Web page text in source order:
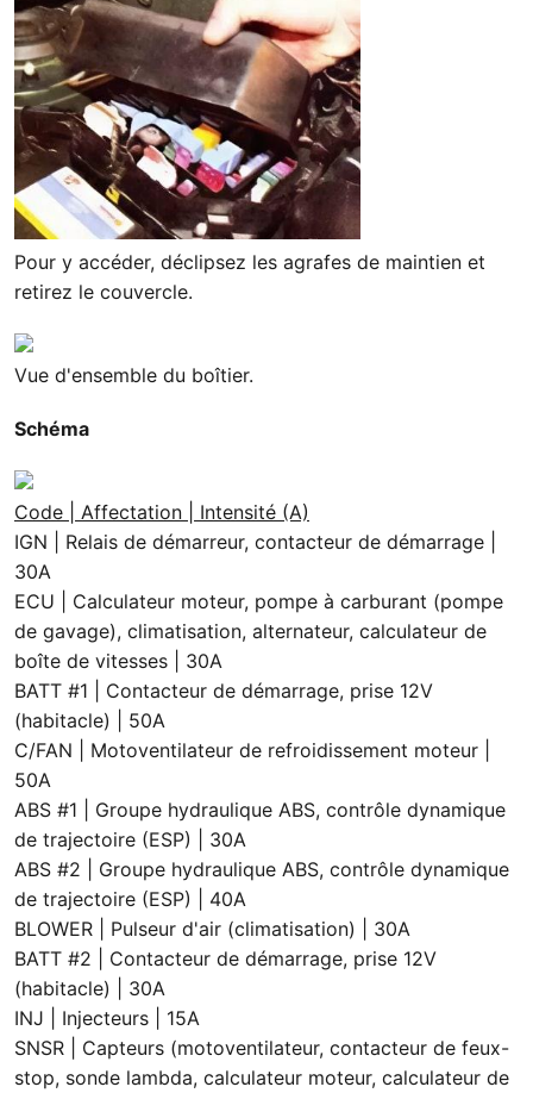
Pour y accéder, déclipsez les agrafes de maintien et
retirez le couvercle.
Vue d'ensemble du boîtier.
Schéma
Code | Affectation | Intensité (A)
IGN | Relais de démarreur, contacteur de démarrage |
30A
ECU | Calculateur moteur, pompe à carburant (pompe
de gavage), climatisation, alternateur, calculateur de
boîte de vitesses | 30A
ВАТТ #1 | Contacteur de démarrage, prise 12V
(habitacle) | 50A
C/FAN | Motoventilateur de refroidissement moteur |
50A
ABS #1 | Groupe hydraulique ABS, contrôle dynamique
de trajectoire (ESP) | 30A
ABS #2 | Groupe hydraulique ABS, contrôle dynamique
de trajectoire (ESP) | 40A
BLOWER | Pulseur d'air (climatisation) | 30A
ВАТТ #2 | Contacteur de démarrage, prise 12V
(habitacle) | 30A
INJ | Injecteurs | 15A
SNSR | Capteurs (motoventilateur, contacteur de feux-
stop, sonde lambda, calculateur moteur, calculateur de